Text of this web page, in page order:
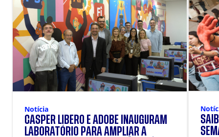
Notícia
CÁSPER LÍBERO E ADOBE INAUGURAM
LABORATÓRIO PARA AMPLIAR A